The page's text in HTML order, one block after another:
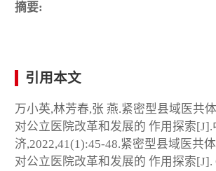
摘要:
引用本文
万小英,林芳春,张 燕.紧密型县域医共
对公立医院改革和发展的 作用探索[J].
济,2022,41(1):45-48.紧密型县域医共
对公立医院改革和发展的 作用探索[J].